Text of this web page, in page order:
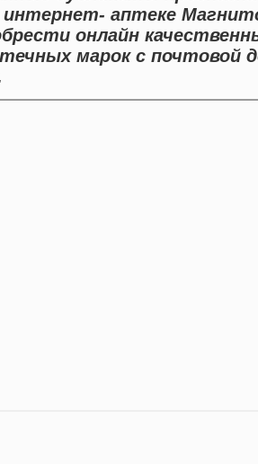
интернет- аптеке
онлайн
марок с почтовой